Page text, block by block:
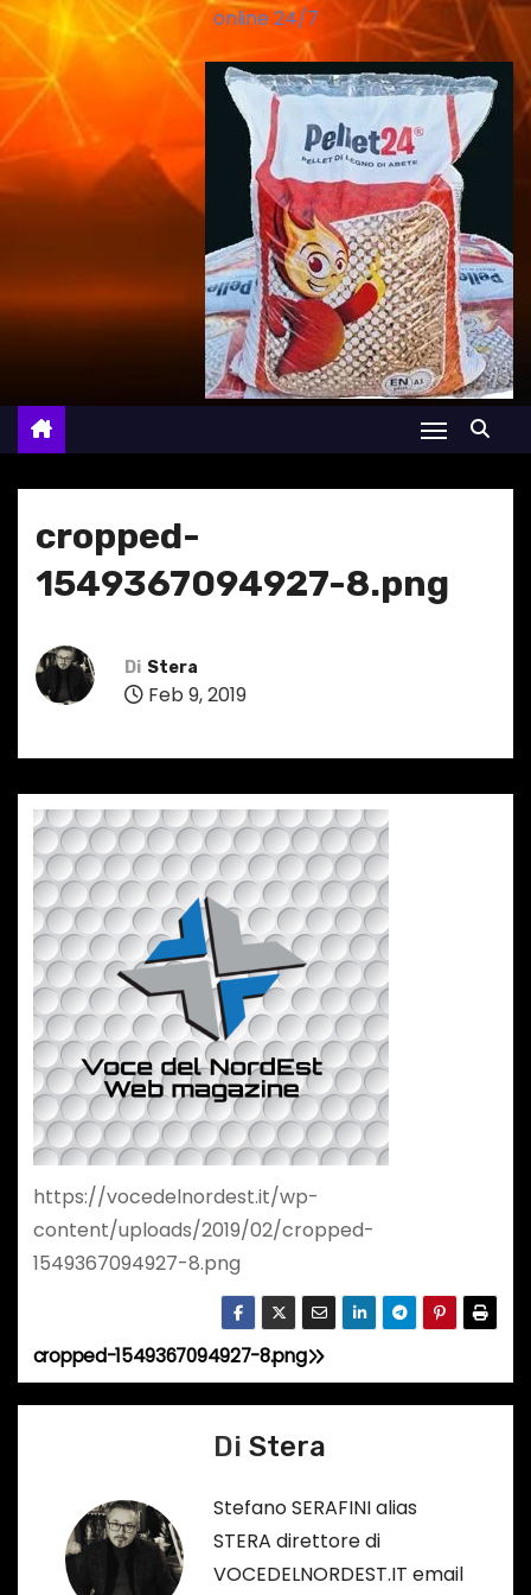
online 24/7
cropped-
1549367094927-8.png
Di Stera
Feb 9, 2019
https://vocedelnordest.it/wp-
content/uploads/2019/02/cropped-
1549367094927-8.png
N
a
cropped-1549367094927-8.png
Di Stera
Stefano SERAFINI alias
STERA direttore di
VOCEDELNORDEST.IT email